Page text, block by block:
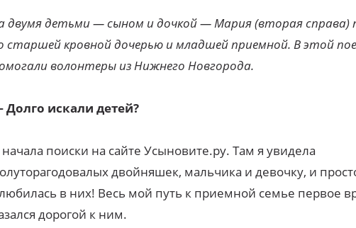
двумя детьми — сыном и дочкой — Мария (вторая справа)
старшей кровной дочерью и младшей приемной. В этой
волонтеры из Нижнего Новгорода.
Долго искали детей?
поиски на сайте Усыновите.ру. Там я увидела
двойняшек, мальчика и девочку, и
в них! Весь мой путь к приемной семье первое
дорогой к ним.